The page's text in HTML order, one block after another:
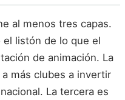
al menos tres capas.
el listón de lo que el
de animación. La
más clubes a invertir
La tercera es